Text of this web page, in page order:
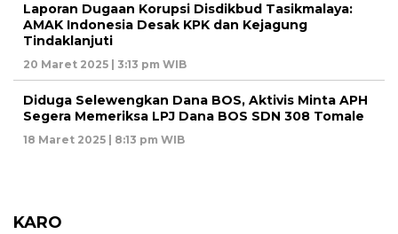
Laporan Dugaan Korupsi Disdikbud Tasikmalaya:
AMAK Indonesia Desak KPK dan Kejagung
Tindaklanjuti
20 Maret 2025 | 3:13 pm WIB
Diduga Selewengkan Dana BOS, Aktivis Minta APH
Segera Memeriksa LPJ Dana BOS SDN 308 Tomale
18 Maret 2025 | 8:13 pm WIB
KARO